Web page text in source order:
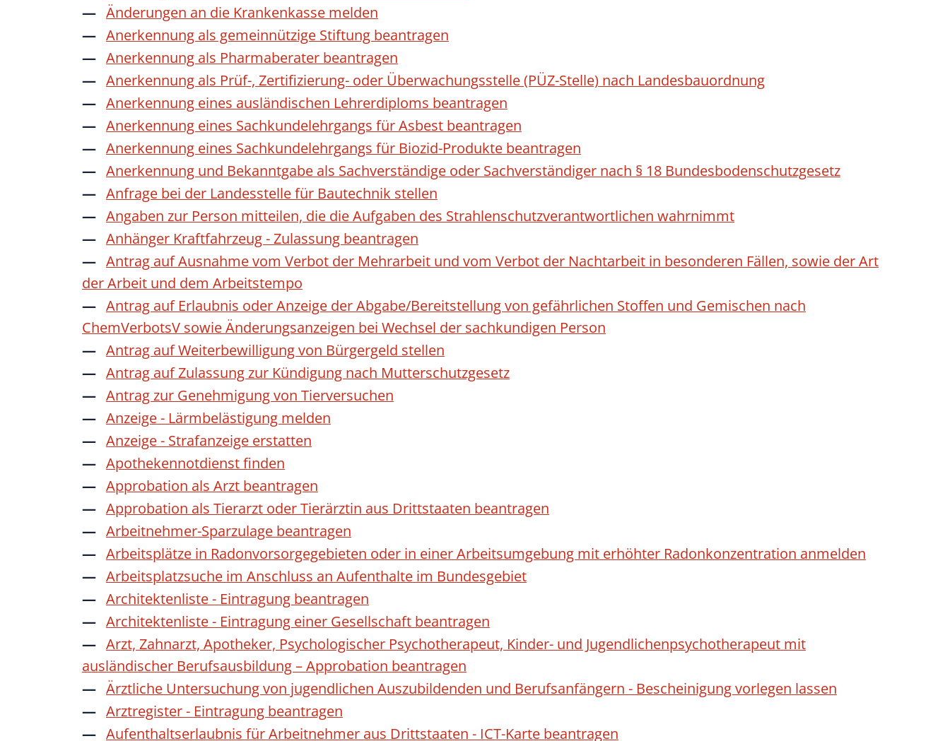
Änderungen an die Krankenkasse melden
Anerkennung als gemeinnützige Stiftung beantragen
Anerkennung als Pharmaberater beantragen
Anerkennung als Prüf-, Zertifizierung- oder Überwachungsstelle (PÜZ-Stelle) nach Landesbauordnung
Anerkennung eines ausländischen Lehrerdiploms beantragen
Anerkennung eines Sachkundelehrgangs für Asbest beantragen
Anerkennung eines Sachkundelehrgangs für Biozid-Produkte beantragen
Anerkennung und Bekanntgabe als Sachverständige oder Sachverständiger nach § 18 Bundesbodenschutzgesetz
Anfrage bei der Landesstelle für Bautechnik stellen
Angaben zur Person mitteilen, die die Aufgaben des Strahlenschutzverantwortlichen wahrnimmt
Anhänger Kraftfahrzeug - Zulassung beantragen
Antrag auf Ausnahme vom Verbot der Mehrarbeit und vom Verbot der Nachtarbeit in besonderen Fällen, sowie der Art
der Arbeit und dem Arbeitstempo
Antrag auf Erlaubnis oder Anzeige der Abgabe/Bereitstellung von gefährlichen Stoffen und Gemischen nach
ChemVerbotsV sowie Änderungsanzeigen bei Wechsel der sachkundigen Person
Antrag auf Weiterbewilligung von Bürgergeld stellen
Antrag auf Zulassung zur Kündigung nach Mutterschutzgesetz
Antrag zur Genehmigung von Tierversuchen
Anzeige - Lärmbelästigung melden
Anzeige - Strafanzeige erstatten
Apothekennotdienst finden
Approbation als Arzt beantragen
Approbation als Tierarzt oder Tierärztin aus Drittstaaten beantragen
Arbeitnehmer-Sparzulage beantragen
Arbeitsplätze in Radonvorsorgegebieten oder in einer Arbeitsumgebung mit erhöhter Radonkonzentration anmelden
Arbeitsplatzsuche im Anschluss an Aufenthalte im Bundesgebiet
Architektenliste - Eintragung beantragen
Architektenliste - Eintragung einer Gesellschaft beantragen
Arzt, Zahnarzt, Apotheker, Psychologischer Psychotherapeut, Kinder- und Jugendlichenpsychotherapeut mit
ausländischer Berufsausbildung – Approbation beantragen
Ärztliche Untersuchung von jugendlichen Auszubildenden und Berufsanfängern - Bescheinigung vorlegen lassen
Arztregister - Eintragung beantragen
Aufenthaltserlaubnis für Arbeitnehmer aus Drittstaaten - ICT-Karte beantragen